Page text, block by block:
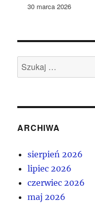
30 marca 2026
Szukaj:
ARCHIWA
sierpień 2026
lipiec 2026
czerwiec 2026
maj 2026